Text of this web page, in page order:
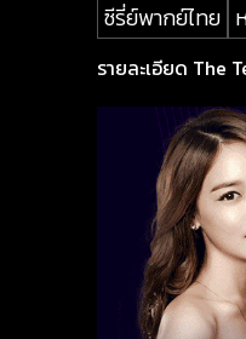
ซีรี่ย์พากย์ไทย
รายละเอียด The